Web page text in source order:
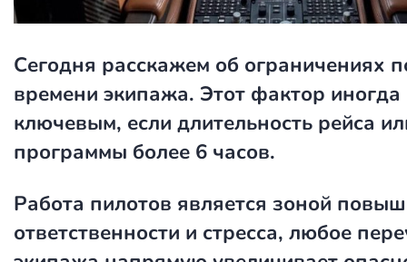
Сегодня расскажем об ограничениях
времени экипажа. Этот фактор иногда
ключевым, если длительность рейса
программы более 6 часов.
Работа пилотов является зоной
ответственности и стресса, любое